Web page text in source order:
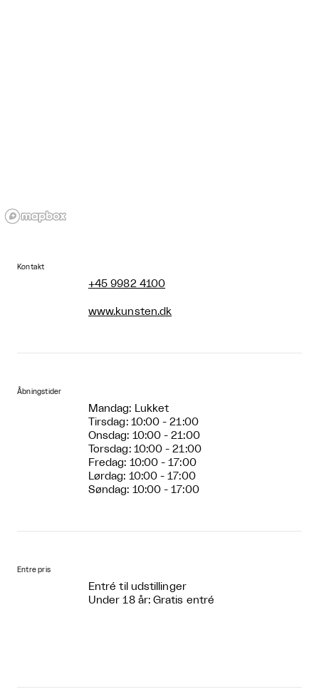
Kontakt
+45 9982 4100
www.kunsten.dk
Åbningstider
Mandag: Lukket
Tirsdag: 10:00 - 21:00
Onsdag: 10:00 - 21:00
Torsdag: 10:00 - 21:00
Fredag: 10:00 - 17:00
Lørdag: 10:00 - 17:00
Søndag: 10:00 - 17:00
Entre pris
Entré til udstillinger
Under 18 år: Gratis entré